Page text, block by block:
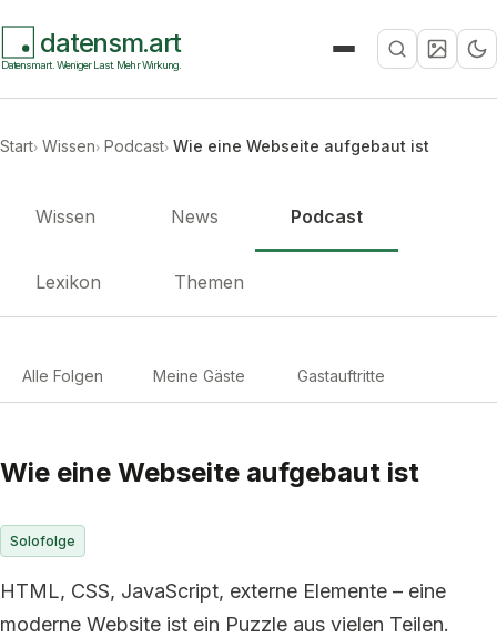
datensm.art
Datensmart. Weniger Last. Mehr Wirkung.
Suche
Start Wissen Podcast Wie eine Webseite aufgebaut ist
Wissen News Podcast
Lexikon Themen
Alle Folgen Meine Gäste Gastauftritte
Wie eine Webseite aufgebaut ist
Solofolge
HTML, CSS, JavaScript, externe Elemente – eine
moderne Website ist ein Puzzle aus vielen Teilen.